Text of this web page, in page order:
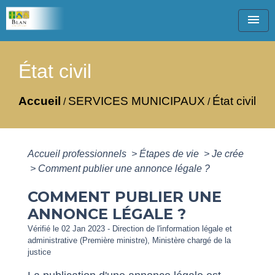
menu
État civil
Accueil / SERVICES MUNICIPAUX / État civil
Accueil professionnels > Étapes de vie > Je crée
> Comment publier une annonce légale ?
COMMENT PUBLIER UNE
ANNONCE LÉGALE ?
Vérifié le 02 Jan 2023 - Direction de l'information légale et
administrative (Première ministre), Ministère chargé de la
justice